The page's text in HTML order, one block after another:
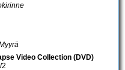
Video Collection (DVD)